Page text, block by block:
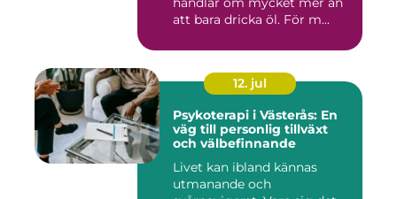
att bara dricka öl. För m...
12. jul
Psykoterapi i Västerås: En
väg till personlig tillväxt
och välbefinnande
Livet kan ibland kännas
utmanande och